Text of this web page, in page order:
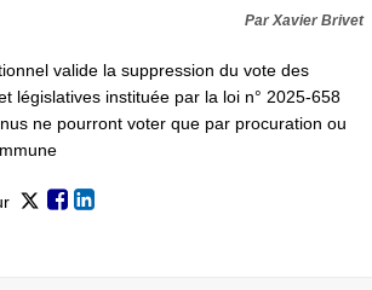
Par Xavier Brivet
valide la suppression du vote des
législatives instituée par la loi n° 2025-658
ne pourront voter que par procuration ou